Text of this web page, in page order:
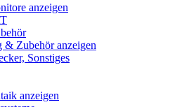
anzeigen
& Zubehör anzeigen
Sonstiges
anzeigen